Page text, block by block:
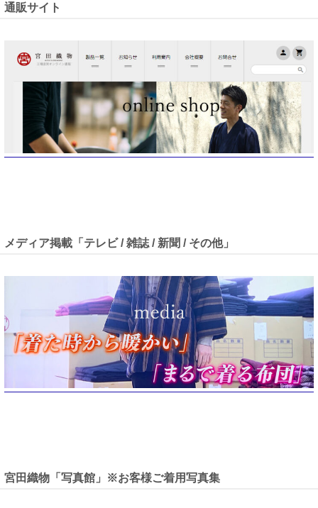
通販サイト
メディア掲載「テレビ / 雑誌 / 新聞 / その他」
宮田織物「写真館」※お客様ご着用写真集